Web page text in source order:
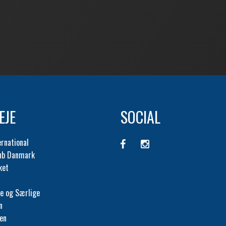
Danmark
og Særlige
SOCIAL